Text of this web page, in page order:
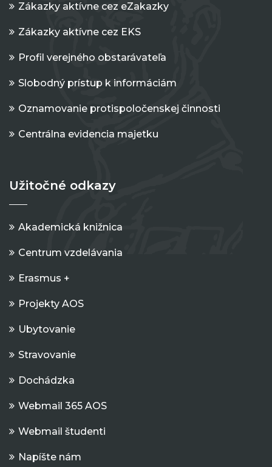
Zákazky aktívne cez eZakazky
Zákazky aktívne cez EKS
Profil verejného obstarávateľa
Slobodný prístup k informáciám
Oznamovanie protispoločenskej činnosti
Centrálna evidencia majetku
Užitočné odkazy
Akademická knižnica
Centrum vzdelávania
Erasmus +
Projekty AOS
Ubytovanie
Stravovanie
Dochádzka
Webmail 365 AOS
Webmail študenti
Napíšte nám